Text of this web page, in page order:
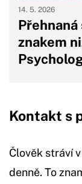
znakem
14. 5. 2026
Kontakt s
Člověk stráví
denně. To